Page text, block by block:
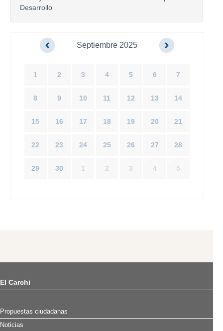
Desarrollo
Septiembre 2025
1 2 3 4 5 6 7
8 9 10 11 12 13 14
15 16 17 18 19 20 21
22 23 24 25 26 27 28
29 30 1 2 3 4 5
El Carchi
Propuestas ciudadanas
Noticias